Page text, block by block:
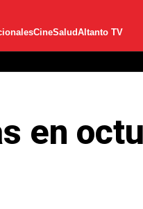
CineSaludAltanto TV
en